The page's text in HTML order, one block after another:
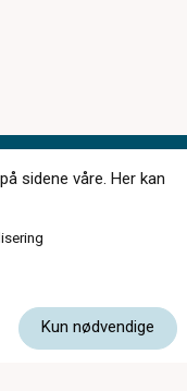
sidene våre. Her kan
Kun nødvendige